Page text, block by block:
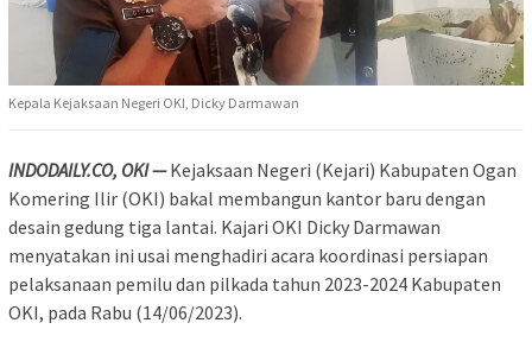
Kepala Kejaksaan Negeri OKI, Dicky Darmawan
INDODAILY.CO, OKI — Kejaksaan Negeri (Kejari) Kabupaten Ogan
Komering Ilir (OKI) bakal membangun kantor baru dengan
desain gedung tiga lantai. Kajari OKI Dicky Darmawan
menyatakan ini usai menghadiri acara koordinasi persiapan
pelaksanaan pemilu dan pilkada tahun 2023-2024 Kabupaten
OKI, pada Rabu (14/06/2023).